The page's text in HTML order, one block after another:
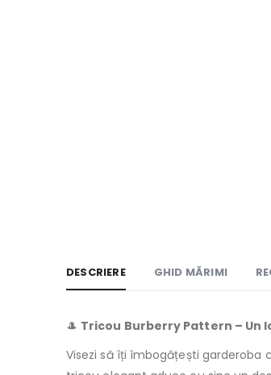
DESCRIERE GHID MĂRIMI
🎩 Tricou Burberry Pattern – Un
Visezi să îți îmbogățești